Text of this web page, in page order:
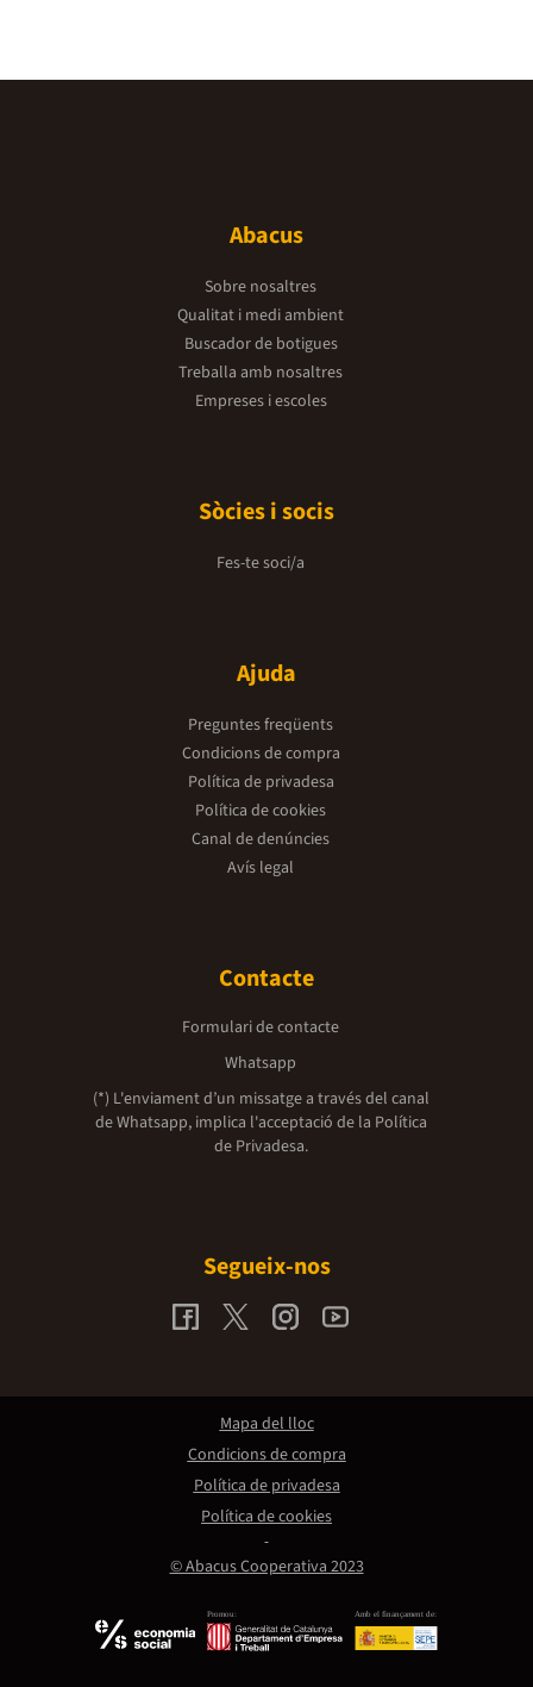
Abacus
Sobre nosaltres
Qualitat i medi ambient
Buscador de botigues
Treballa amb nosaltres
Empreses i escoles
Sòcies i socis
Fes-te soci/a
Ajuda
Preguntes freqüents
Condicions de compra
Política de privadesa
Política de cookies
Canal de denúncies
Avís legal
Contacte
Formulari de contacte
Whatsapp
(*) L'enviament d’un missatge a través del canal
de Whatsapp, implica l'acceptació de la Política
de Privadesa.
Segueix-nos
Promou: Amb el finançament de:
© Abacus Cooperativa 2023
Mapa del lloc
Condicions de compra
Política de privadesa
Política de cookies